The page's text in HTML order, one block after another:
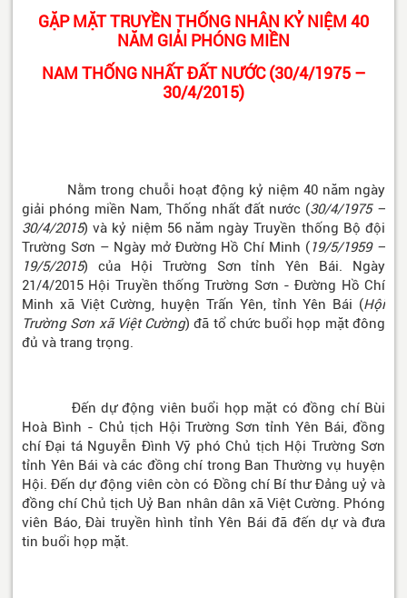
GẶP MẶT TRUYỀN THỐNG NHÂN KỶ NIỆM 40
NĂM GIẢI PHÓNG MIỀN
NAM THỐNG NHẤT ĐẤT NƯỚC (30/4/1975 –
30/4/2015)
Nằm trong chuỗi hoạt động kỷ niệm 40 năm ngày
giải phóng miền Nam, Thống nhất đất nước (30/4/1975 –
30/4/2015) và kỷ niệm 56 năm ngày Truyền thống Bộ đội
Trường Sơn – Ngày mở Đường Hồ Chí Minh (19/5/1959 –
19/5/2015) của Hội Trường Sơn tỉnh Yên Bái. Ngày
21/4/2015 Hội Truyền thống Trường Sơn - Đường Hồ Chí
Minh xã Việt Cường, huyện Trấn Yên, tỉnh Yên Bái (Hội
Trường Sơn xã Việt Cường) đã tổ chức buổi họp mặt đông
đủ và trang trọng.
Đến dự động viên buổi họp mặt có đồng chí Bùi
Hoà Bình - Chủ tịch Hội Trường Sơn tỉnh Yên Bái, đồng
chí Đại tá Nguyễn Đình Vỹ phó Chủ tịch Hội Trường Sơn
tỉnh Yên Bái và các đồng chí trong Ban Thường vụ huyện
Hội. Đến dự động viên còn có Đồng chí Bí thư Đảng uỷ và
đồng chí Chủ tịch Uỷ Ban nhân dân xã Việt Cường. Phóng
viên Báo, Đài truyền hình tỉnh Yên Bái đã đến dự và đưa
tin buổi họp mặt.